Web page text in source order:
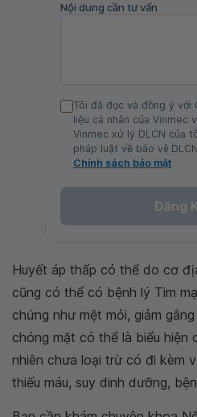
Nội dung cần tư vấn
Tôi đã đọc và đồng ý với
liệu cá nhân của Vinmec
Vinmec xử lý DLCN của
pháp luật về bảo vệ
Chính sách bảo mật
Đăng
Huyết áp thấp có thể do cơ
cũng có thể có bệnh lý Tim
chứng như mệt mỏi, giảm
chóng mặt có thể là biểu hiện
nhiên chưa loại trừ có đi kèm
thiếu máu, suy dinh dưỡng,